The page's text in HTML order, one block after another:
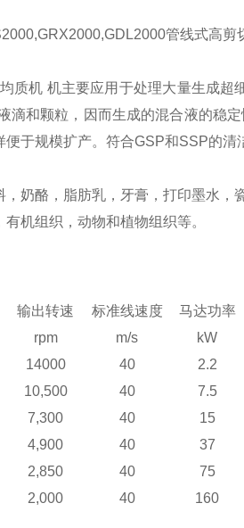
GRX2000,GDL2000管线式高剪
质机 机主要应用于处理大量生成
滴和颗粒，因而生成的混合液的稳
于规模扩产。符合GSP和SSP的清
奶酪，脂肪乳，牙膏，打印墨水
机组织，动物和植物组织等。
输出转速 标准线速度 马达功率
rpm m/s
kW
14000 40 2.2
10,500 40 7.5
7,300 40 15
4,900 40 37
2,850 40 75
2,000 40 160